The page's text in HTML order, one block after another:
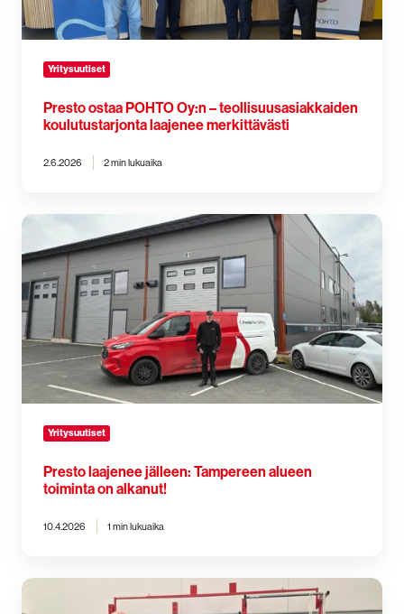
merkittävästi
Yritysuutiset
Presto ostaa POHTO Oy:n – teollisuusasiakkaiden
koulutustarjonta laajenee merkittävästi
2.6.2026 2 min lukuaika
Presto
laajenee
jälleen:
Tampereen
alueen
toiminta
on
Yritysuutiset
Presto laajenee jälleen: Tampereen alueen
toiminta on alkanut!
10.4.2026 1 min lukuaika
Vahvistusta
koulutusliiketoimintaan